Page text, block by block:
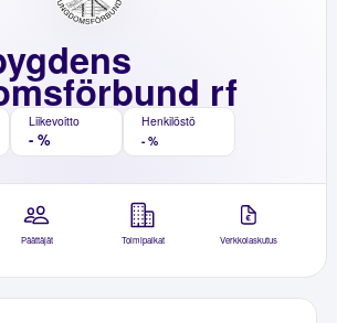
rf
Liikevoitto
- %
Henkilöstö
- %
Päättäjät Toimipaikat Verkkolaskutus